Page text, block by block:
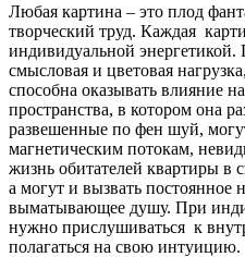
Любая картина – это плод
творческий труд. Каждая
индивидуальной
смысловая и цветовая
способна оказывать влияние
пространства, в котором она
развешенные по фен шуй,
магнетическим потокам,
жизнь обитателей квартиры в
а могут и вызвать постоянное
выматывающее душу. При
нужно прислушиваться к
полагаться на свою интуицию.